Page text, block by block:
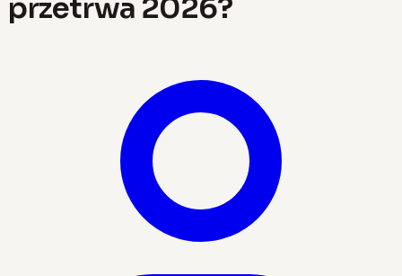
przetrwa 2026?